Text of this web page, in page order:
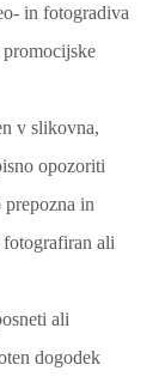
in fotogradiva
v slikovna,
opozoriti
prepozna in
ali
ali
dogodek